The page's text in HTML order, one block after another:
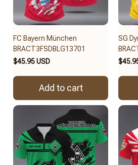
FC Bayern München
BRACT3FSDBLG13701
$45.95 USD
Add to cart
SG